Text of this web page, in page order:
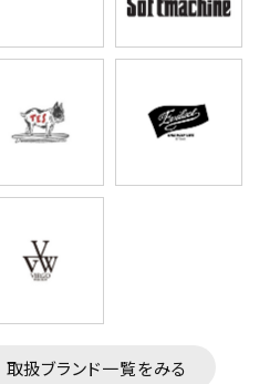
取扱ブランド一覧をみる